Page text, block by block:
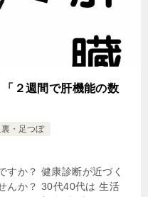
２週間で肝機能の数
・足つぼ
すか？ 健康診断が近づく
んか？ 30代40代は 生活